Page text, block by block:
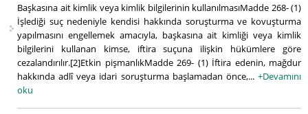
Başkasına ait kimlik veya kimlik bilgilerinin kullanılmasıMadde 268- (1)
İşlediği suç nedeniyle kendisi hakkında soruşturma ve kovuşturma
yapılmasını engellemek amacıyla, başkasına ait kimliği veya kimlik
bilgilerini kullanan kimse, iftira suçuna ilişkin hükümlere göre
cezalandırılır.[2]Etkin pişmanlıkMadde 269- (1) İftira edenin, mağdur
hakkında adlî veya idari soruşturma başlamadan önce,... +Devamını
oku